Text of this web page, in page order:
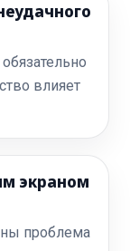
влияет
экраном
проблема